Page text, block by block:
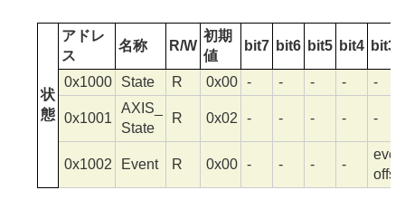
状
態
アドレ
ス
名称 R/W
初期
値
bit7 bit6 bit5 bit4 bit3
0x1000 State R 0x00 - - - - -
0x1001
AXIS_
State
R 0x02 - - - - -
0x1002 Event R 0x00 - - - -